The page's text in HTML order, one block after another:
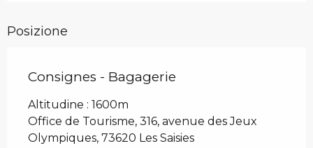
Posizione
Consignes - Bagagerie
Altitudine : 1600m
Office de Tourisme, 316, avenue des Jeux
Olympiques, 73620 Les Saisies